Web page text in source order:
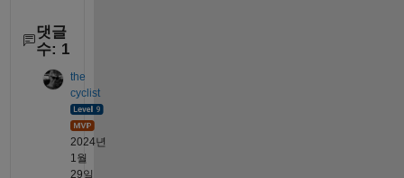
댓글
수: 1
the
cyclist
2024년
1월
29일